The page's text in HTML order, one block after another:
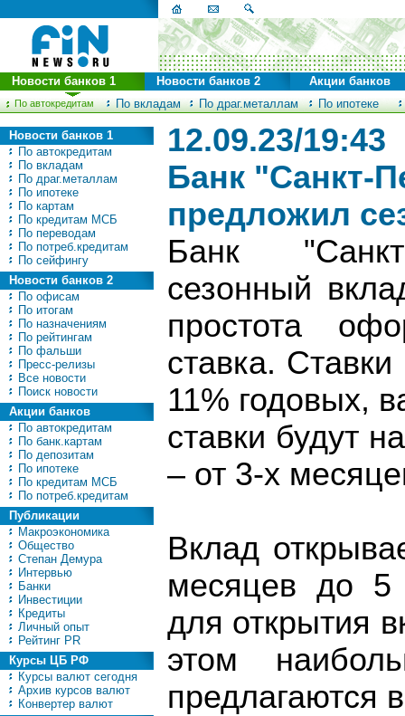
По автокредитам По вкладам По драг.металлам По ипотеке
Новости банков 1 Новости банков 2 Акции банков
Новости банков 1
По автокредитам
По вкладам
По драг.металлам
По ипотеке
По картам
По кредитам МСБ
По переводам
По потреб.кредитам
По сейфингу
Новости банков 2
По офисам
По итогам
По назначениям
По рейтингам
По фальши
Пресс-релизы
Все новости
Поиск новости
Акции банков
По автокредитам
По банк.картам
По депозитам
По ипотеке
По кредитам МСБ
По потреб.кредитам
Публикации
Макроэкономика
Общество
Степан Демура
Интервью
Банки
Инвестиции
Кредиты
Личный опыт
Рейтинг PR
Курсы ЦБ РФ
Курсы валют сегодня
Архив курсов валют
Конвертер валют
12.09.23/19:43
Банк "Санкт-
предложил
Банк
сезонный
простота
ставка.
11% годовых,
ставки будут
– от 3-х
Вклад
месяцев до 5
для открытия
этом
предлагаются